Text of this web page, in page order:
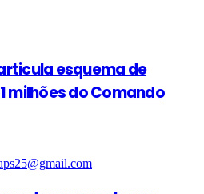
esquema de
milhões do Comando